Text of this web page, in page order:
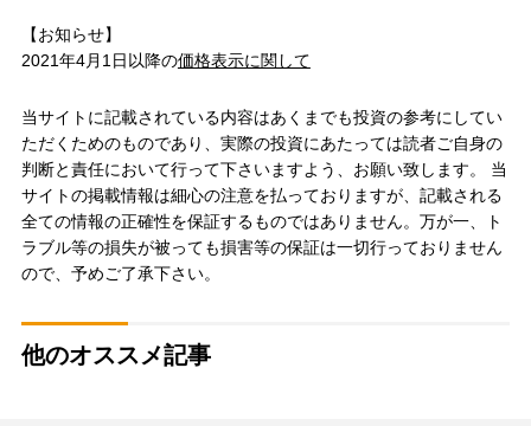
【お知らせ】
2021年4月1日以降の価格表示に関して
当サイトに記載されている内容はあくまでも投資の参考にしてい
ただくためのものであり、実際の投資にあたっては読者ご自身の
判断と責任において行って下さいますよう、お願い致します。 当
サイトの掲載情報は細心の注意を払っておりますが、記載される
全ての情報の正確性を保証するものではありません。万が一、ト
ラブル等の損失が被っても損害等の保証は一切行っておりません
ので、予めご了承下さい。
他のオススメ記事